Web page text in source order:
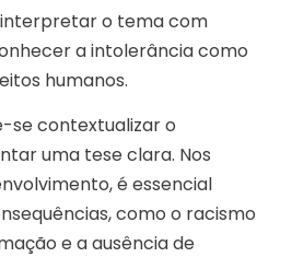
o tema com
a intolerância como
humanos.
se contextualizar o
uma tese clara. Nos
é essencial
como o racismo
e a ausência de